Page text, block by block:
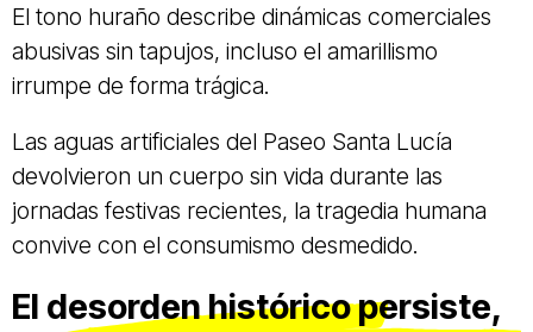
El tono huraño describe dinámicas comerciales
abusivas sin tapujos, incluso el amarillismo
irrumpe de forma trágica.
Las aguas artificiales del Paseo Santa Lucía
devolvieron un cuerpo sin vida durante las
jornadas festivas recientes, la tragedia humana
convive con el consumismo desmedido.
El desorden histórico persiste,